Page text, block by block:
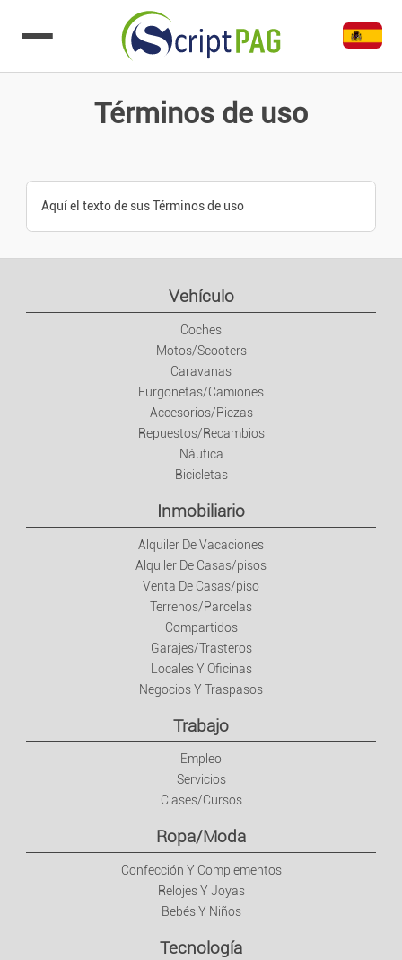
Términos de uso
Aquí el texto de sus Términos de uso
Vehículo
Coches
Motos/Scooters
Caravanas
Furgonetas/Camiones
Accesorios/Piezas
Repuestos/Recambios
Náutica
Bicicletas
Inmobiliario
Alquiler De Vacaciones
Alquiler De Casas/pisos
Venta De Casas/piso
Terrenos/Parcelas
Compartidos
Garajes/Trasteros
Locales Y Oficinas
Negocios Y Traspasos
Trabajo
Empleo
Servicios
Clases/Cursos
Ropa/Moda
Confección Y Complementos
Relojes Y Joyas
Bebés Y Niños
Tecnología